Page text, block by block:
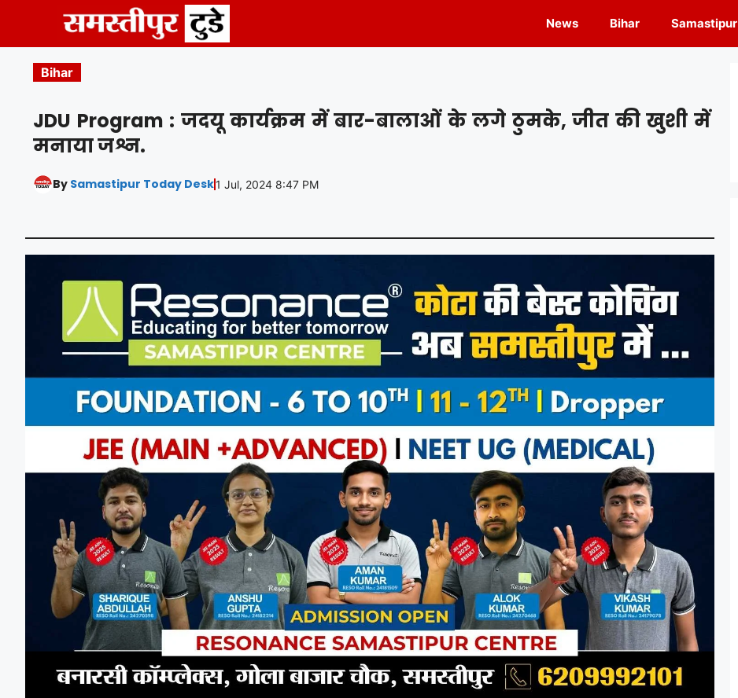
content
News Bihar Samastipur
Bihar
JDU Program : जदयू कार्यक्रम में बार-बालाओं के लगे ठुमके, जीत की खुशी में
मनाया जश्न.
By Samastipur Today Desk1 Jul, 2024 8:47 PM